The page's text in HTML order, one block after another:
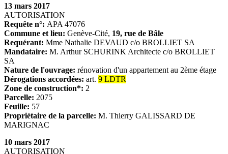
13 mars 2017
AUTORISATION
Requête n°: APA 47076
Commune et lieu: Genève-Cité, 19, rue de Bâle
Requérant: Mme Nathalie DEVAUD c/o BROLLIET SA
Mandataire: M. Arthur SCHURINK Architecte c/o BROLLIET
SA
Nature de l'ouvrage: rénovation d'un appartement au 2ème étage
Dérogations accordées: art. 9 LDTR
Zone de construction*: 2
Parcelle: 2075
Feuille: 57
Propriétaire de la parcelle: M. Thierry GALISSARD DE
MARIGNAC
10 mars 2017
AUTORISATION